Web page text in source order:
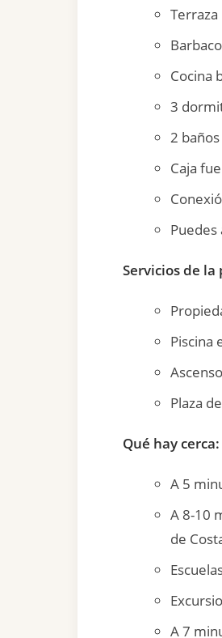
Cocina
3
2
Caja
Servicios de
Piscina
Plaza
Qué hay cerca:
A 5
A 8-10
de
A 7